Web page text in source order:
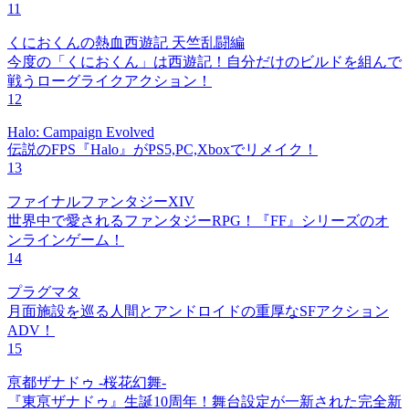
11
くにおくんの熱血西遊記 天竺乱闘編
今度の「くにおくん」は西遊記！自分だけのビルドを組んで
戦うローグライクアクション！
12
Halo: Campaign Evolved
伝説のFPS『Halo』がPS5,PC,Xboxでリメイク！
13
ファイナルファンタジーXIV
世界中で愛されるファンタジーRPG！『FF』シリーズのオ
ンラインゲーム！
14
プラグマタ
月面施設を巡る人間とアンドロイドの重厚なSFアクション
ADV！
15
亰都ザナドゥ -桜花幻舞-
『東亰ザナドゥ』生誕10周年！舞台設定が一新された完全新